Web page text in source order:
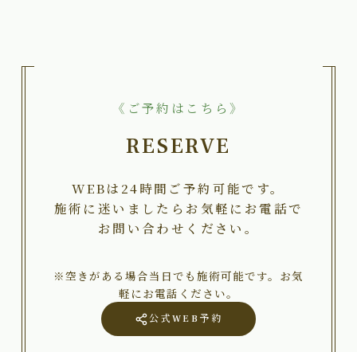
《ご予約はこちら》
RESERVE
WEBは24時間ご予約可能です。
施術に迷いましたらお気軽にお電話で
お問い合わせください。
※空きがある場合当日でも施術可能です。お気
軽にお電話ください。
公式WEB予約